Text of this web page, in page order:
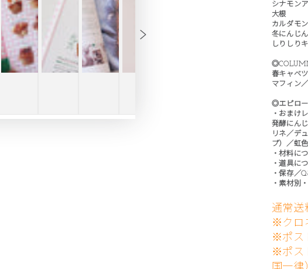
シナモン
大根
カルダモ
冬にんじん
しりしり
春キャベ
マフィン
◎エピロー
・おまけ
発酵にん
リネ／デ
プ）／虹
・材料に
・道具に
・保存／
・素材別
通常送
※ クロ
※ポス
※ポス